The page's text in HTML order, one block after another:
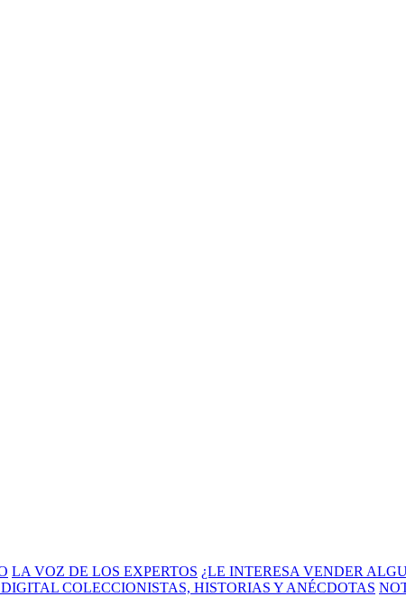
LA VOZ DE LOS EXPERTOS ¿LE INTERESA VENDER
COLECCIONISTAS, HISTORIAS Y ANÉCDOTAS